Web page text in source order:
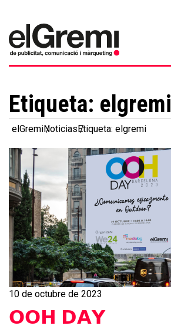
Inicio
Gremi Servicios
>
Etiqueta: elgremi
elGremiNoticiasEtiqueta: elgremi
10 de octubre de 2023
𝗢𝗢𝗛 𝗗𝗔𝗬